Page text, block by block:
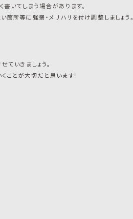
いてしまう場合があります。
箇所等に強弱・メリハリを付け調整しましょう。
いきましょう。
ことが大切だと思います!